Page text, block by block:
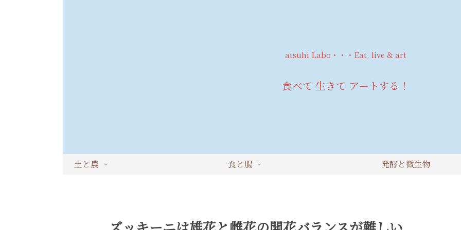
atsuhi Labo・・・Eat, live & art
食べて 生きて アートする！
土と農 食と腸 発酵と微生物